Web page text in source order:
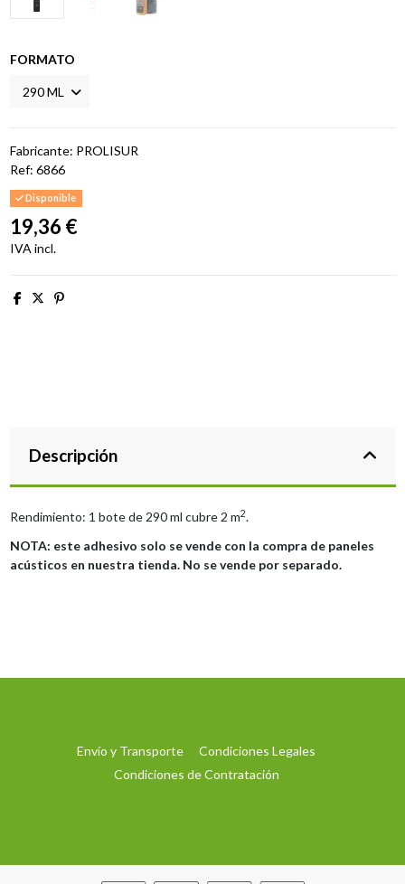
FORMATO
Fabricante: PROLISUR
Ref: 6866
Disponible
19,36 €
IVA incl.
Descripción
Rendimiento: 1 bote de 290 ml cubre 2 m2.
NOTA: este adhesivo solo se vende con la compra de paneles
acústicos en nuestra tienda. No se vende por separado.
Envío y Transporte
Condiciones Legales
Condiciones de Contratación